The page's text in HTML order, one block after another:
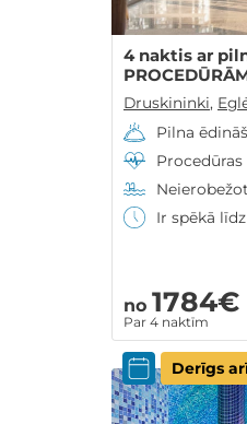
4 naktis ar
Druskininki,
Pilna
Procedūras
Ir spēkā līdz
no 1784€
Par 4 naktīm
Derīgs